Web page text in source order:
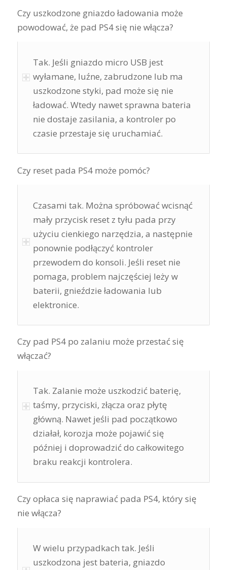
Czy uszkodzone gniazdo ładowania może
powodować, że pad PS4 się nie włącza?
Tak. Jeśli gniazdo micro USB jest
wyłamane, luźne, zabrudzone lub ma
uszkodzone styki, pad może się nie
ładować. Wtedy nawet sprawna bateria
nie dostaje zasilania, a kontroler po
czasie przestaje się uruchamiać.
Czy reset pada PS4 może pomóc?
Czasami tak. Można spróbować wcisnąć
mały przycisk reset z tyłu pada przy
użyciu cienkiego narzędzia, a następnie
ponownie podłączyć kontroler
przewodem do konsoli. Jeśli reset nie
pomaga, problem najczęściej leży w
baterii, gnieździe ładowania lub
elektronice.
Czy pad PS4 po zalaniu może przestać się
włączać?
Tak. Zalanie może uszkodzić baterię,
taśmy, przyciski, złącza oraz płytę
główną. Nawet jeśli pad początkowo
działał, korozja może pojawić się
później i doprowadzić do całkowitego
braku reakcji kontrolera.
Czy opłaca się naprawiać pada PS4, który się
nie włącza?
W wielu przypadkach tak. Jeśli
uszkodzona jest bateria, gniazdo